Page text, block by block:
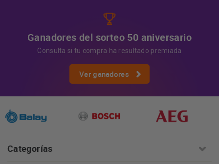
Ganadores del sorteo 50 aniversario
Consulta si tu compra ha resultado premiada
Ver ganadores
Categorías